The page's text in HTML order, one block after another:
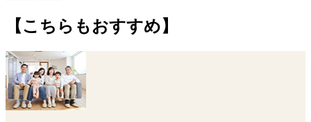
【こちらもおすすめ】